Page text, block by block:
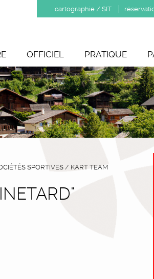
cartographie / SIT
OFFICIEL PRATIQUE
SPORTIVES / KART TEAM